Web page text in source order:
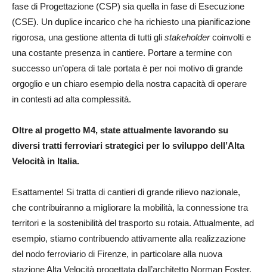
fase di Progettazione (CSP) sia quella in fase di Esecuzione
(CSE). Un duplice incarico che ha richiesto una pianificazione
rigorosa, una gestione attenta di tutti gli stakeholdercoinvolti e
una costante presenza in cantiere. Portare a termine con
successo un’opera di tale portata è per noi motivo di grande
orgoglio e un chiaro esempio della nostra capacità di operare
in contesti ad alta complessità.
Oltre al progetto M4, state attualmente lavorando su
diversi tratti ferroviari strategici per lo sviluppo dell’Alta
Velocità in Italia.
Esattamente! Si tratta di cantieri di grande rilievo nazionale,
che contribuiranno a migliorare la mobilità, la connessione tra
territori e la sostenibilità del trasporto su rotaia. Attualmente, ad
esempio, stiamo contribuendo attivamente alla realizzazione
del nodo ferroviario di Firenze, in particolare alla nuova
stazione Alta Velocità progettata dall’architetto Norman Foster.